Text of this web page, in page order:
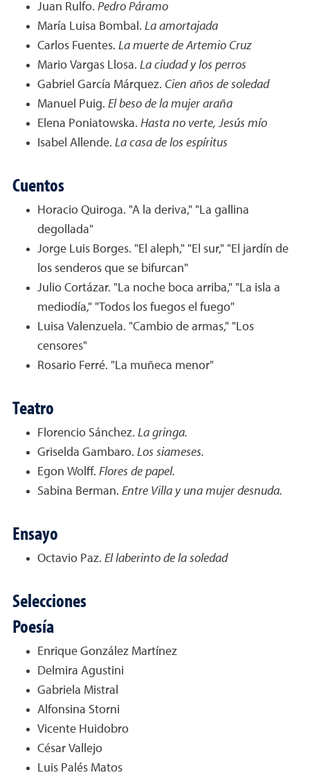
Juan Rulfo. Pedro Páramo
María Luisa Bombal. La amortajada
Carlos Fuentes. La muerte de Artemio Cruz
Mario Vargas Llosa. La ciudad y los perros
Gabriel García Márquez. Cien años de soledad
Manuel Puig. El beso de la mujer araña
Elena Poniatowska. Hasta no verte, Jesús mío
Isabel Allende. La casa de los espíritus
Cuentos
Horacio Quiroga. "A la deriva," "La gallina
degollada"
Jorge Luis Borges. "El aleph," "El sur," "El jardín de
los senderos que se bifurcan"
Julio Cortázar. "La noche boca arriba," "La isla a
mediodía," "Todos los fuegos el fuego"
Luisa Valenzuela. "Cambio de armas," "Los
censores"
Rosario Ferré. "La muñeca menor"
Teatro
Florencio Sánchez. La gringa.
Griselda Gambaro. Los siameses.
Egon Wolff. Flores de papel.
Sabina Berman. Entre Villa y una mujer desnuda.
Ensayo
Octavio Paz. El laberinto de la soledad
Selecciones
Poesía
Enrique González Martínez
Delmira Agustini
Gabriela Mistral
Alfonsina Storni
Vicente Huidobro
César Vallejo
Luis Palés Matos